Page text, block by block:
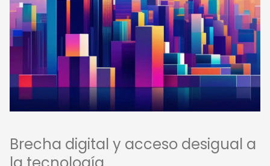
Brecha digital y acceso desigual a